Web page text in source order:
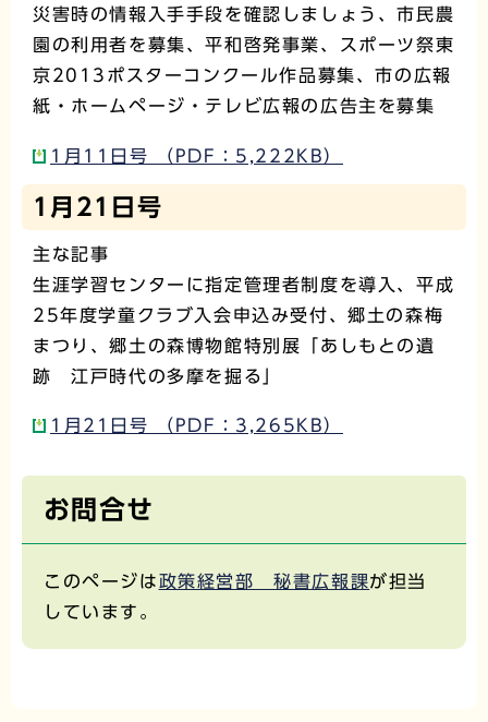
災害時の情報入手手段を確認しましょう、市民農
園の利用者を募集、平和啓発事業、スポーツ祭東
京2013ポスターコンクール作品募集、市の広報
紙・ホームページ・テレビ広報の広告主を募集
1月11日号 （PDF：5,222KB）
1月21日号
主な記事
生涯学習センターに指定管理者制度を導入、平成
25年度学童クラブ入会申込み受付、郷土の森梅
まつり、郷土の森博物館特別展「あしもとの遺
跡 江戸時代の多摩を掘る」
1月21日号 （PDF：3,265KB）
お問合せ
このページは政策経営部 秘書広報課が担当
しています。